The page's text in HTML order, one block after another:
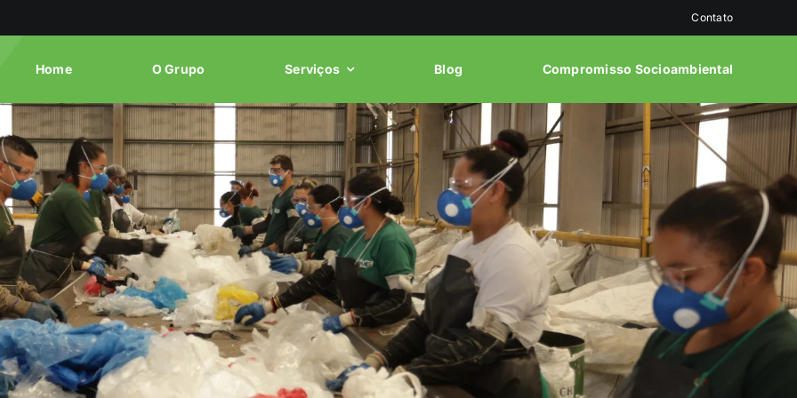
Contato
Home O Grupo Serviços Blog Compromisso Socioambiental